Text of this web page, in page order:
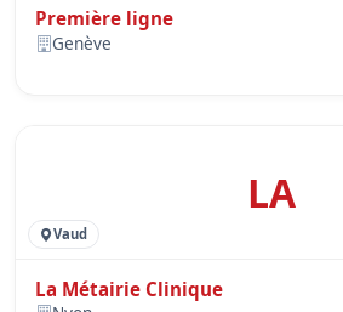
Première ligne
Genève
LA
Vaud
La Métairie Clinique